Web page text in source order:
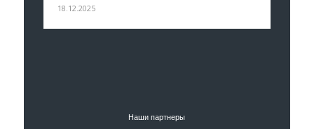
18.12.2025
Наши партнеры